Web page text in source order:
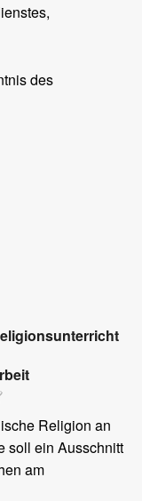
des
Religion an
soll ein Ausschnitt
am